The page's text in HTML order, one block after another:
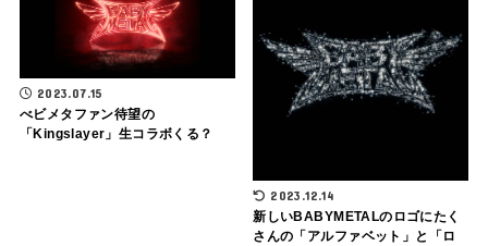
2023.07.15
べビメタファン待望の
「Kingslayer」生コラボくる？
2023.12.14
新しいBABYMETALのロゴにたく
さんの「アルファベット」と「ロ